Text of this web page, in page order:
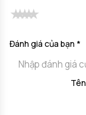
Đánh giá của bạn *
Tên